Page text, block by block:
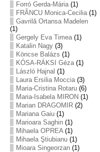
Forró Gerda-Mária(1)
FRÂNCU Monica-Cecilia(1)
Gavrilă Ortansa Madelen
(1)
Gergely Eva Timea(1)
Katalin Nagy(3)
Köncse Balázs (1)
KÓSA-RÁKSI Géza(1)
László Hajnal (1)
Laura Ersilia Moccia(3)
Maria-Cristina Rotaru(6)
Maria-Isabela MIRON (1)
Marian DRAGOMIR(2)
Mariana Gaiu(1)
Marioara Saghin(1)
Mihaela OPREA(1)
Mihaela Ştiubianu(1)
Mioara Singeorzan(1)